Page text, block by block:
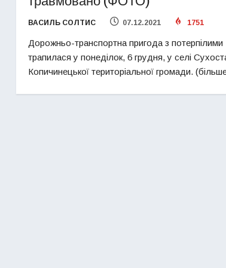
ВАСИЛЬ СОЛТИС 07.12.2021 1751
Дорожньо-транспортна пригода з потерпілими
трапилася у понеділок, 6 грудня, у селі
Копичинецької територіальної громади.